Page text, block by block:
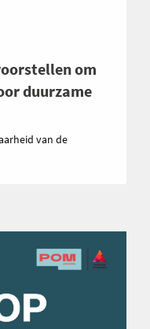
om
duurzame
van de